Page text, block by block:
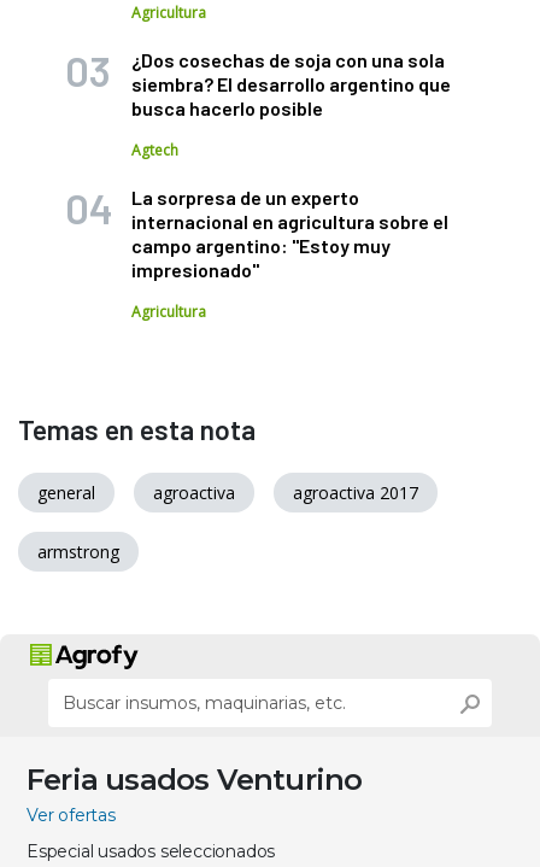
Agricultura
¿Dos cosechas de soja con una sola
siembra? El desarrollo argentino que
busca hacerlo posible
Agtech
La sorpresa de un experto
internacional en agricultura sobre el
campo argentino: "Estoy muy
impresionado"
Agricultura
Temas en esta nota
general agroactiva agroactiva 2017
armstrong
Feria usados Venturino
Ver ofertas
Especial usados seleccionados